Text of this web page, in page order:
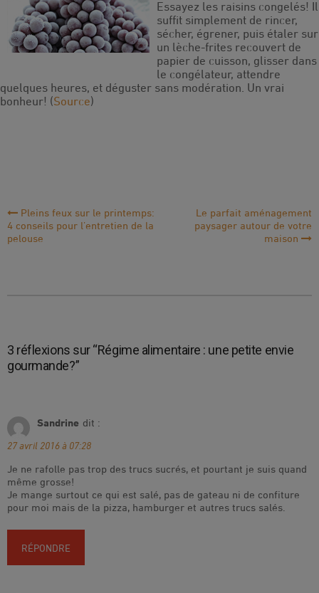
Essayez les raisins congelés! Il
suffit simplement de rincer,
sécher, égrener, puis étaler sur
un lèche-frites recouvert de
papier de cuisson, glisser dans
le congélateur, attendre
quelques heures, et déguster sans modération. Un vrai
bonheur! (Source)
Navigation
de
Pleins feux sur le printemps:
4 conseils pour l’entretien de la
pelouse
Le parfait aménagement
paysager autour de votre
maison
3 réflexions sur “Régime alimentaire : une petite envie
gourmande?”
Sandrine dit :
27 avril 2016 à 07:28
Je ne rafolle pas trop des trucs sucrés, et pourtant je suis quand
même grosse!
Je mange surtout ce qui est salé, pas de gateau ni de confiture
pour moi mais de la pizza, hamburger et autres trucs salés.
RÉPONDRE